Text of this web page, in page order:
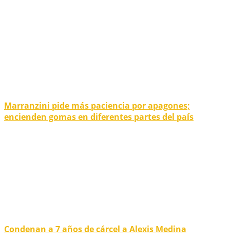
Marranzini pide más paciencia por apagones;
encienden gomas en diferentes partes del país
Condenan a 7 años de cárcel a Alexis Medina